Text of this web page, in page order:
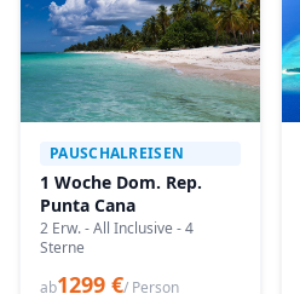
PAUSCHALREISEN
1 Woche Dom. Rep.
Punta Cana
2 Erw. - All Inclusive - 4
Sterne
ab1299 €/ Person